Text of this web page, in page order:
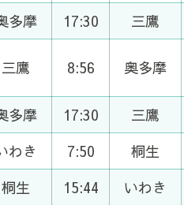
多摩 17:30 三鷹
三鷹 8:56 奥多摩
多摩 17:30 三鷹
わき 7:50 桐生
桐生 15:44 いわき